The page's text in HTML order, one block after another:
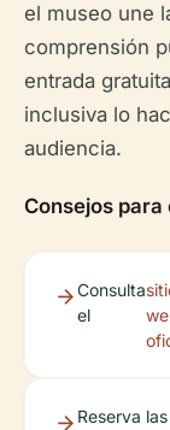
el museo une
comprensión
entrada
inclusiva lo
audiencia.
Consejos para
Consulta
el
Reserva